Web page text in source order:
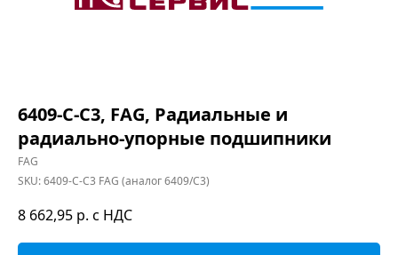
6409-C-C3, FAG, Радиальные и
радиально-упорные подшипники
FAG
SKU:6409-C-C3 FAG (аналог 6409/C3)
8 662,95 р. с НДС